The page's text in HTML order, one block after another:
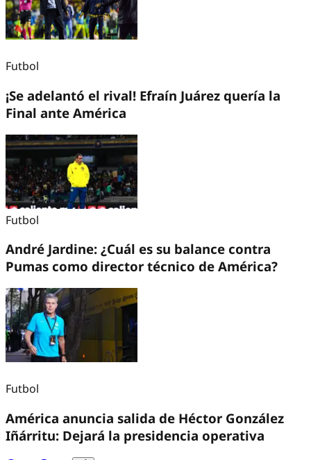
Futbol
¡Se adelantó el rival! Efraín Juárez quería la
Final ante América
Futbol
André Jardine: ¿Cuál es su balance contra
Pumas como director técnico de América?
Futbol
América anuncia salida de Héctor González
Iñárritu: Dejará la presidencia operativa